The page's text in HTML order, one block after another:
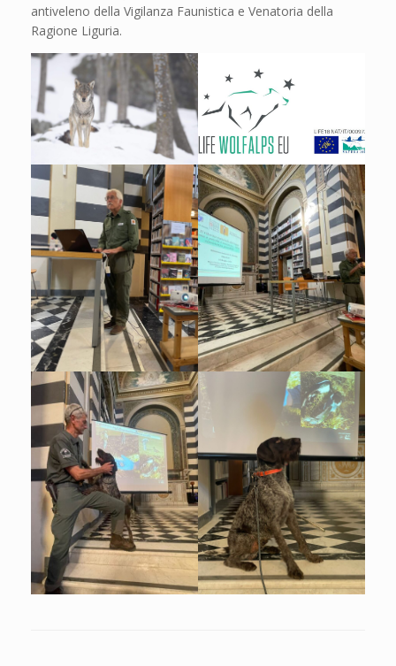
antiveleno della Vigilanza Faunistica e Venatoria della
Ragione Liguria.